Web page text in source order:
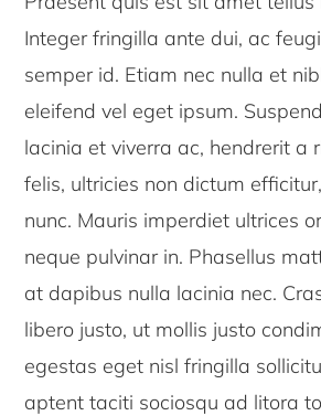
Integer fringilla ante dui, ac
semper id. Etiam nec nulla et
eleifend vel eget ipsum.
lacinia et viverra ac, hendrerit a
felis, ultricies non dictum
nunc. Mauris imperdiet ultrices
neque pulvinar in. Phasellus
at dapibus nulla lacinia nec.
libero justo, ut mollis justo
egestas eget nisl fringilla
aptent taciti sociosqu ad litora